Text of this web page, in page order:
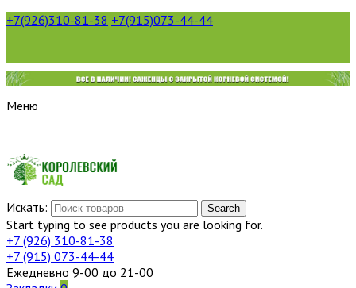
+7(926)310-81-38 +7(915)073-44-44
Меню
Искать: Search
Start typing to see products you are looking for.
+7 (926) 310-81-38
+7 (915) 073-44-44
Ежедневно 9-00 до 21-00